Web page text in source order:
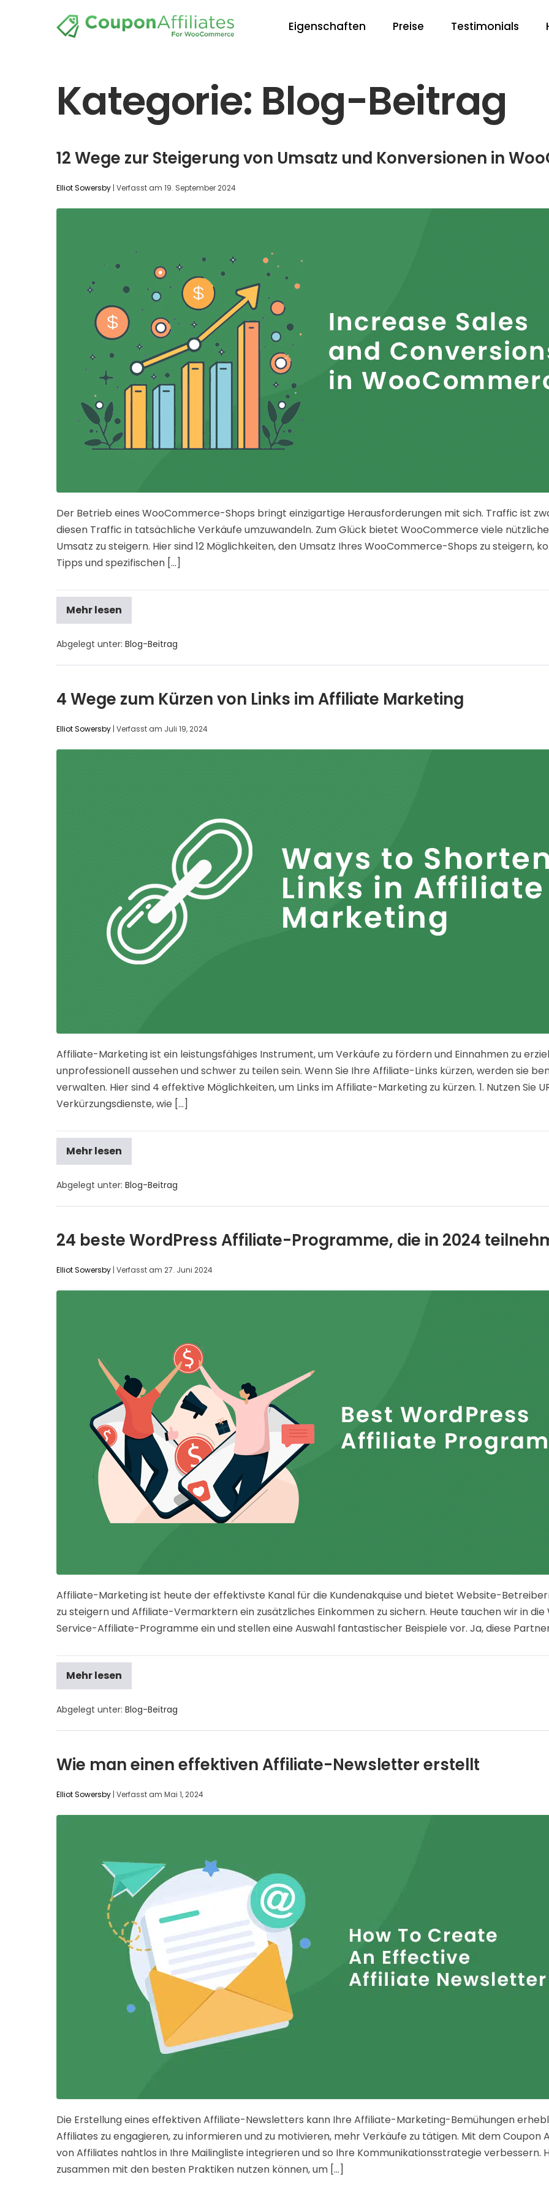
Eigenschaften Preise Testimonials
Kategorie: Blog-Beitrag
12 Wege zur Steigerung von Umsatz und Konversionen in
Elliot Sowersby | Verfasst am 19. September 2024
Der Betrieb eines WooCommerce-Shops bringt einzigartige Herausforderungen mit sich. Traffic ist
diesen Traffic in tatsächliche Verkäufe umzuwandeln. Zum Glück bietet WooCommerce viele
Umsatz zu steigern. Hier sind 12 Möglichkeiten, den Umsatz Ihres WooCommerce-Shops zu steigern,
Tipps und spezifischen [...]
Mehr lesen
Abgelegt unter: Blog-Beitrag
4 Wege zum Kürzen von Links im Affiliate Marketing
Elliot Sowersby | Verfasst am Juli 19, 2024
Affiliate-Marketing ist ein leistungsfähiges Instrument, um Verkäufe zu fördern und Einnahmen zu
unprofessionell aussehen und schwer zu teilen sein. Wenn Sie Ihre Affiliate-Links kürzen, werden sie
verwalten. Hier sind 4 effektive Möglichkeiten, um Links im Affiliate-Marketing zu kürzen. 1. Nutzen Sie
Verkürzungsdienste, wie [...]
Mehr lesen
Abgelegt unter: Blog-Beitrag
24 beste WordPress Affiliate-Programme, die in 2024
Elliot Sowersby | Verfasst am 27. Juni 2024
Affiliate-Marketing ist heute der effektivste Kanal für die Kundenakquise und bietet Website-
zu steigern und Affiliate-Vermarktern ein zusätzliches Einkommen zu sichern. Heute tauchen wir in
Service-Affiliate-Programme ein und stellen eine Auswahl fantastischer Beispiele vor. Ja, diese
Mehr lesen
Abgelegt unter: Blog-Beitrag
Wie man einen effektiven Affiliate-Newsletter erstellt
Elliot Sowersby | Verfasst am Mai 1, 2024
Die Erstellung eines effektiven Affiliate-Newsletters kann Ihre Affiliate-Marketing-Bemühungen
Affiliates zu engagieren, zu informieren und zu motivieren, mehr Verkäufe zu tätigen. Mit dem Coupon
von Affiliates nahtlos in Ihre Mailingliste integrieren und so Ihre Kommunikationsstrategie verbessern.
zusammen mit den besten Praktiken nutzen können, um [...]